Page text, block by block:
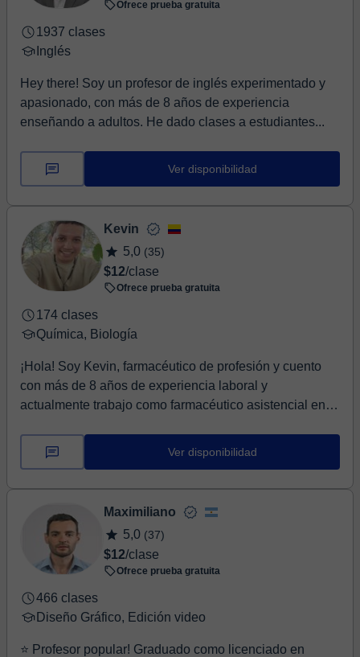
Ofrece prueba gratuita
1937 clases
Inglés
Hey there! Soy un profesor de inglés experimentado y
apasionado, con más de 8 años de experiencia
enseñando a adultos. He dado clases a estudiantes...
Ver disponibilidad
Kevin
5,0 (35)
$12/clase
Ofrece prueba gratuita
174 clases
Química, Biología
¡Hola! Soy Kevin, farmacéutico de profesión y cuento
con más de 8 años de experiencia laboral y
actualmente trabajo como farmacéutico asistencial en
Ver disponibilidad
Maximiliano
5,0 (37)
$12/clase
Ofrece prueba gratuita
466 clases
Diseño Gráfico, Edición video
⭐ Profesor popular! Graduado como licenciado en